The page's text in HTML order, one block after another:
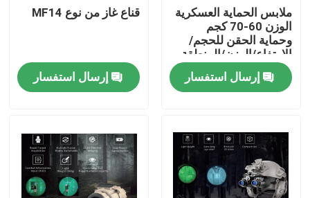
المنزل
المنتجات
حولنا
جولة في المصنع
ملابس الحماية العسكرية
الوزن 60-70 كجم
وحماية الحقن للحجم/
الارتفاع/الوزن/المنطقة
الواقية
إرسال استفسار
قناع غاز من نوع MF14
إرسال استفسار